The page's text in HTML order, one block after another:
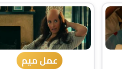
عمل ميم